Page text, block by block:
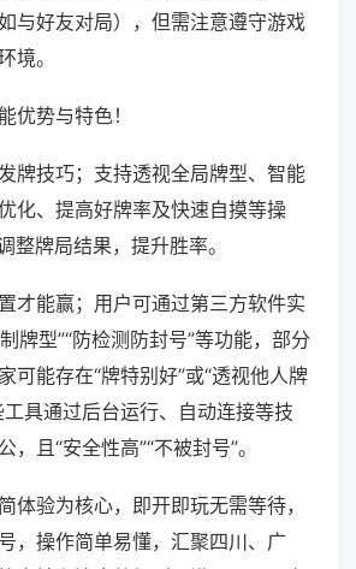
与好友对局），但需注意遵守游戏
境。
优势与特色！
牌技巧；支持透视全局牌型、智能
化、提高好牌率及快速自摸等操
整牌局结果，提升胜率。
才能赢；用户可通过第三方软件实
牌型”“防检测防封号”等功能，部分
可能存在“牌特别好”或“透视他人牌
工具通过后台运行、自动连接等技
且“安全性高”“不被封号”。
体验为核心，即开即玩无需等待，
，操作简单易懂，汇聚四川、广